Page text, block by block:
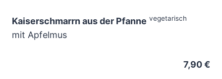
Kaiserschmarrn aus der Pfanne vegetarisch
mit Apfelmus
7,90 €